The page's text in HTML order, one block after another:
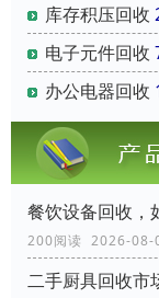
库存积压回收
电子元件回收
办公电器回收
餐饮设备回收，
200阅读 2026-08-
二手厨具回收市